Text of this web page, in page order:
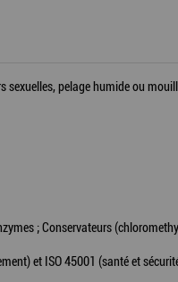
pelage humide ou
; Conservateurs
et ISO 45001 (santé et